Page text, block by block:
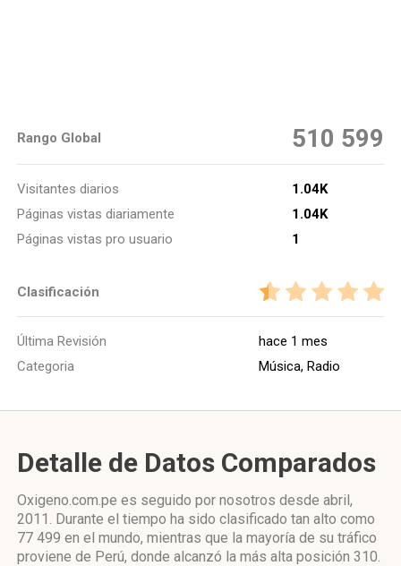
Rango Global 510 599
Visitantes diarios
1.04K
Páginas vistas diariamente
1.04K
Páginas vistas pro usuario
1
Clasificación
Última Revisión
hace 1 mes
Categoria
Música, Radio
Detalle de Datos Comparados
Oxigeno.com.pe es seguido por nosotros desde abril,
2011. Durante el tiempo ha sido clasificado tan alto como
77 499 en el mundo, mientras que la mayoría de su tráfico
proviene de Perú, donde alcanzó la más alta posición 310.